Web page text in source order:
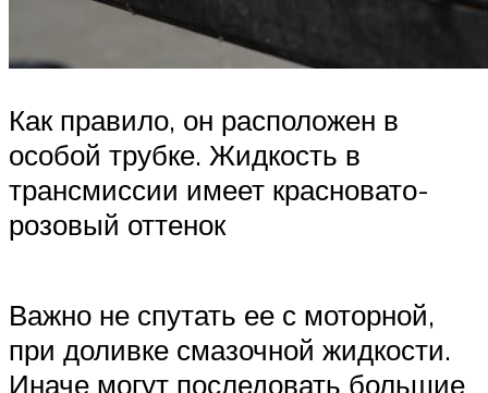
Как правило, он расположен в
особой трубке. Жидкость в
трансмиссии имеет красновато-
розовый оттенок
Важно не спутать ее с моторной,
при доливке смазочной жидкости.
Иначе могут последовать большие